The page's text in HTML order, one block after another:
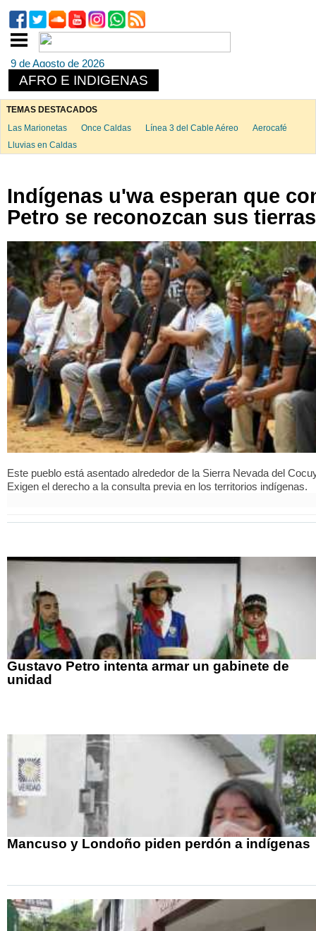
9 de Agosto de 2026
AFRO E INDIGENAS
TEMAS DESTACADOS
Las Marionetas
Once Caldas Línea 3 del Cable Aéreo
Aerocafé
Lluvias en Caldas
Indígenas u'wa esperan que
Petro se reconozcan sus tierras
Este pueblo está asentado alrededor de la Sierra Nevada del
Exigen el derecho a la consulta previa en los territorios indígenas.
Gustavo Petro intenta armar un gabinete de
unidad
Mancuso y Londoño piden perdón a indígenas